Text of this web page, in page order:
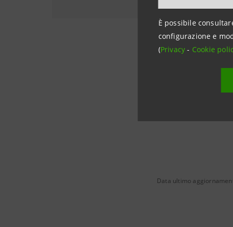
È possibile
configurazione e
(Privacy- Cookie
Data ultimo